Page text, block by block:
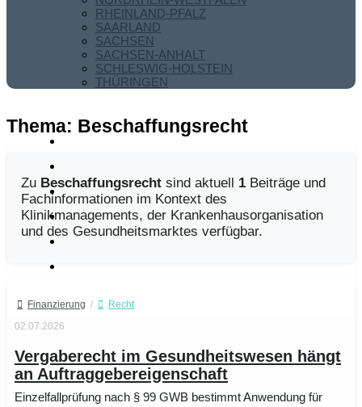
RHEINLAND-PFALZ
SAARLAND
SACHSEN
SACHSEN-ANHALT
SCHLESWIG-HOLSTEIN
THÜRINGEN
Thema: Beschaffungsrecht
Zu Beschaffungsrecht sind aktuell 1 Beiträge und
Fachinformationen im Kontext des
Klinikmanagements, der Krankenhausorganisation
und des Gesundheitsmarktes verfügbar.
Finanzierung /
Recht
02.07.2026
Vergaberecht im Gesundheitswesen hängt
an Auftraggebereigenschaft
Einzelfallprüfung nach § 99 GWB bestimmt Anwendung für